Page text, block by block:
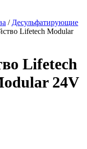
/ Десульфатирующие
Lifetech Modular
Lifetech
24V